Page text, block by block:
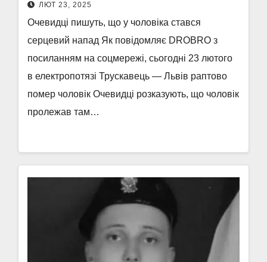
ЛЮТ 23, 2025
Очевидці пишуть, що у чоловіка стався
серцевий напад Як повідомляє DROBRO з
посиланням на соцмережі, сьогодні 23 лютого
в електропотязі Трускавець — Львів раптово
помер чоловік Очевидці розказують, що чоловік
пролежав там…